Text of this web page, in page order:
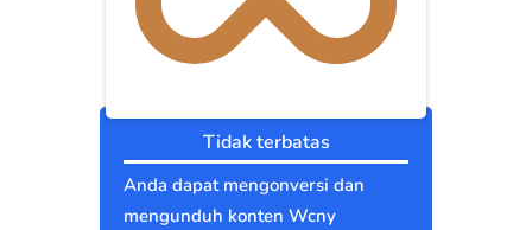
Tidak terbatas
Anda dapat mengonversi dan
mengunduh konten Wcny